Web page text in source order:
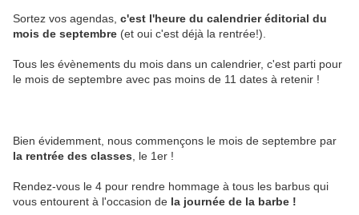
Sortez vos agendas, c'est l'heure du calendrier éditorial du
mois de septembre (et oui c'est déjà la rentrée!).
Tous les évènements du mois dans un calendrier, c'est parti pour
le mois de septembre avec pas moins de 11 dates à retenir !
Bien évidemment, nous commençons le mois de septembre par
la rentrée des classes , le 1er !
Rendez-vous le 4 pour rendre hommage à tous les barbus qui
vous entourent à l'occasion de la journée de la barbe !